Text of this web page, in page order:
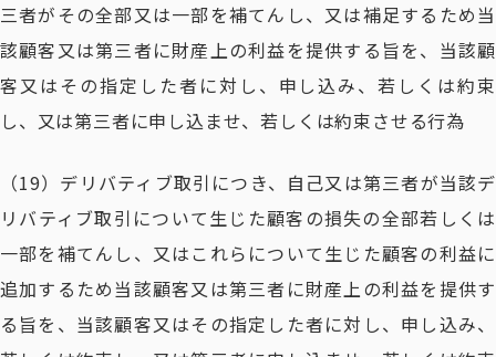
三者がその全部又は一部を補てんし、又は補足するため当
該顧客又は第三者に財産上の利益を提供する旨を、当該顧
客又はその指定した者に対し、申し込み、若しくは約束
し、又は第三者に申し込ませ、若しくは約束させる行為
（19）デリバティブ取引につき、自己又は第三者が当該デ
リバティブ取引について生じた顧客の損失の全部若しくは
一部を補てんし、又はこれらについて生じた顧客の利益に
追加するため当該顧客又は第三者に財産上の利益を提供す
る旨を、当該顧客又はその指定した者に対し、申し込み、